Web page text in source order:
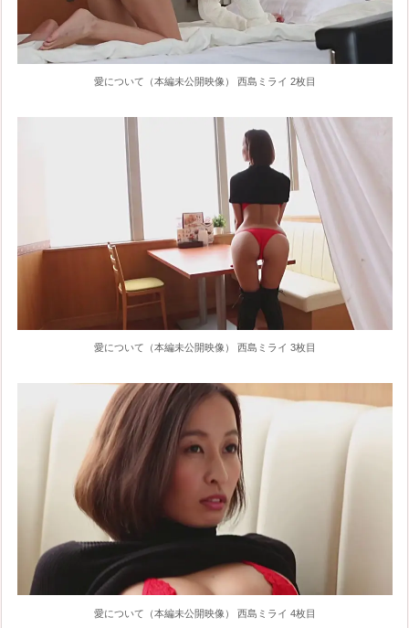
愛について（本編未公開映像） 西島ミライ 2枚目
愛について（本編未公開映像） 西島ミライ 3枚目
愛について（本編未公開映像） 西島ミライ 4枚目